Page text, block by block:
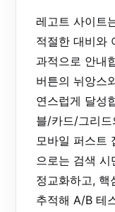
레고트 사이트
적절한 대비와
과적으로 안내
버튼의 뉘앙스
연스럽게 달성
블/카드/그리
모바일 퍼스트
으로는 검색 시
정교화하고, 핵
추적해 A/B 테